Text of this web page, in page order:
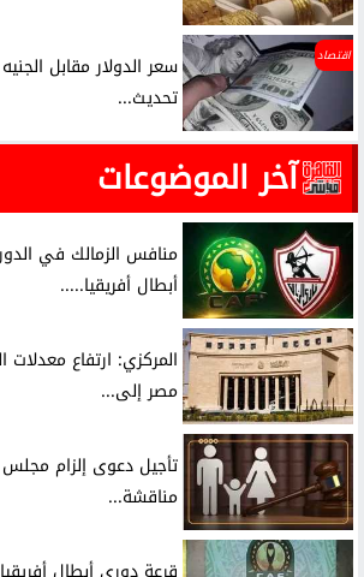
اقتصاد
سعر الدولار مقابل
تحديث...
آخر الموضوعات
منافس الزمالك في
أبطال أفريقيا.....
المركزي: ارتفاع
مصر إلى...
تأجيل دعوى إلزام مجلس
مناقشة...